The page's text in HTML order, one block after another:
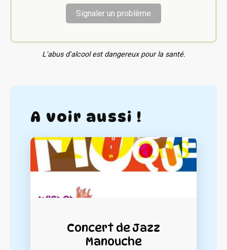
Signaler un problème
L'abus d'alcool est dangereux pour la santé.
A voir aussi !
Concert de Jazz
Manouche